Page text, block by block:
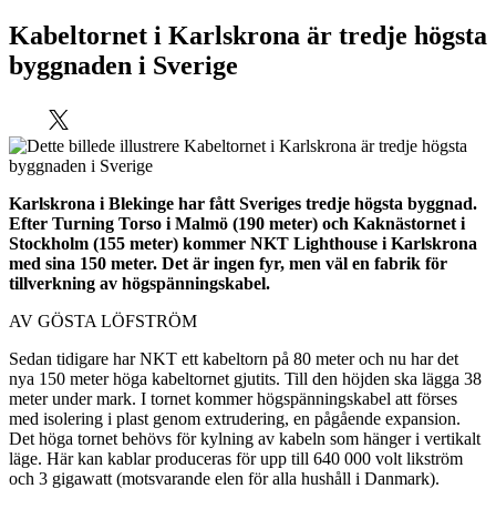
Kabeltornet i Karlskrona är tredje högsta
byggnaden i Sverige
Karlskrona i Blekinge har fått Sveriges tredje högsta byggnad.
Efter Turning Torso i Malmö (190 meter) och Kaknästornet i
Stockholm (155 meter) kommer NKT Lighthouse i Karlskrona
med sina 150 meter. Det är ingen fyr, men väl en fabrik för
tillverkning av högspänningskabel.
AV GÖSTA LÖFSTRÖM
Sedan tidigare har NKT ett kabeltorn på 80 meter och nu har det
nya 150 meter höga kabeltornet gjutits. Till den höjden ska lägga 38
meter under mark. I tornet kommer högspänningskabel att förses
med isolering i plast genom extrudering, en pågående expansion.
Det höga tornet behövs för kylning av kabeln som hänger i vertikalt
läge. Här kan kablar produceras för upp till 640 000 volt likström
och 3 gigawatt (motsvarande elen för alla hushåll i Danmark).